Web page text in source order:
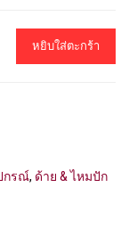
หยิบใส่ตะกร้า
กรณ์, ด้าย & ไหมปัก